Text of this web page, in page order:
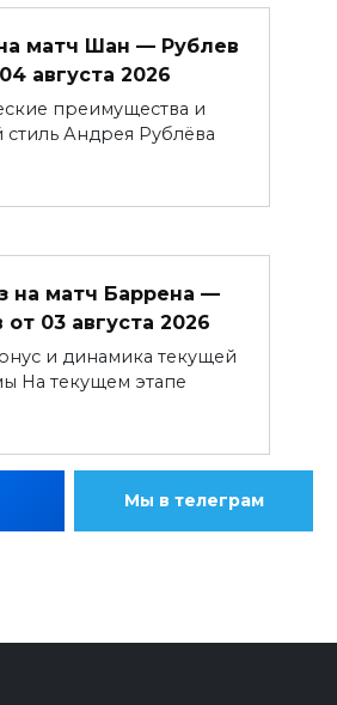
матч Шан — Рублев
августа 2026
преимущества и
стиль Андрея Рублёва
на матч Баррена —
от 03 августа 2026
и динамика текущей
На текущем этапе
Мы в телеграм